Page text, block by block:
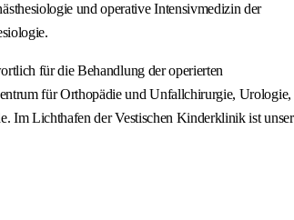
und operative Intensivmedizin der
für die Behandlung der operierten
für Orthopädie und Unfallchirurgie, Urologie,
Im Lichthafen der Vestischen Kinderklinik ist unser